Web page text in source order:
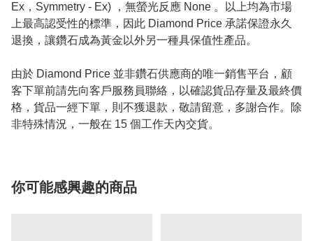
Ex，Symmetry - Ex) ，無螢光反應 None 。以上均為市場
上最高認受性的標準，因此 Diamond Price 承諾保證永久
退換，讓鑽石成為黃金以外另一種具保值性產品。
由於 Diamond Price 並非鑽石供應商的唯一銷售平台，顧
客下單前請先向客戶服務員聯絡，以確認貨品存量及最終價
格，貨品一經下單，則不獲退款，敬請留意，多謝合作。除
非特殊情況，一般在 15 個工作天內交貨。
你可能感興趣的商品